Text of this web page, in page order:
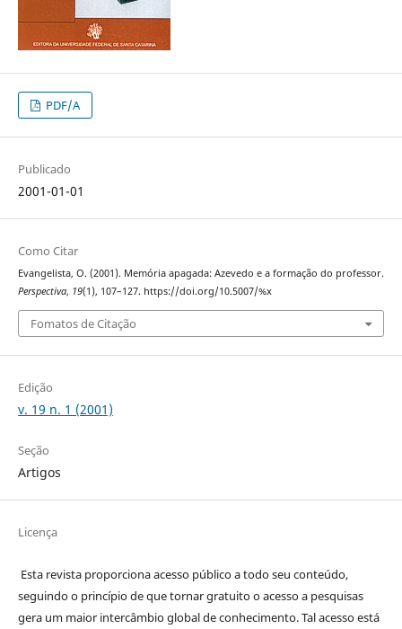
PDF/A
Publicado
2001-01-01
Como Citar
Evangelista, O. (2001). Memória apagada: Azevedo e a formação do professor.
Perspectiva, 19(1), 107–127. https://doi.org/10.5007/%x
Fomatos de Citação
Edição
v. 19 n. 1 (2001)
Seção
Artigos
Licença
Esta revista proporciona acesso público a todo seu conteúdo,
seguindo o princípio de que tornar gratuito o acesso a pesquisas
gera um maior intercâmbio global de conhecimento. Tal acesso está